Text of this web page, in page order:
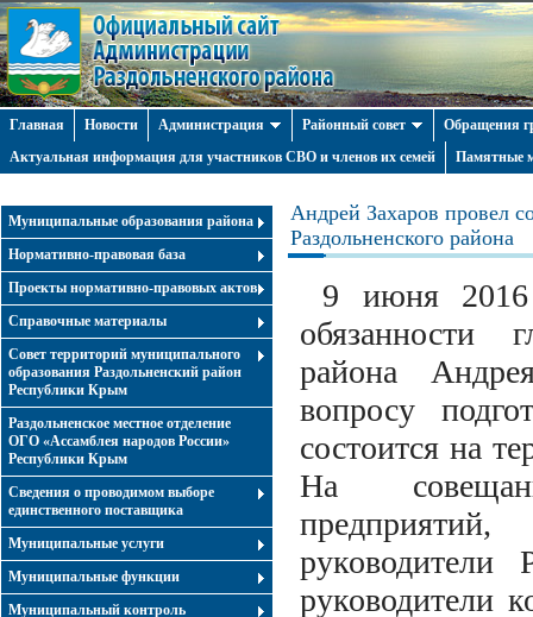
Главная Новости Администрация Районный совет
Обращения
Актуальная информация для участников СВО и членов их семей
Памятные
Муниципальные образования района
Нормативно-правовая база
Проекты нормативно-правовых актов
Справочные материалы
Совет территорий муниципального
образования Раздольненский район
Республики Крым
Раздольненское местное отделение
ОГО «Ассамблея народов России»
Республики Крым
Cведения о проводимом выборе
единственного поставщика
Муниципальные услуги
Муниципальные функции
Муниципальный контроль
Андрей Захаров провел
Раздольненского района
9 июня 2016
обязанности
района
вопросу
состоится на
На
руководители
руководители